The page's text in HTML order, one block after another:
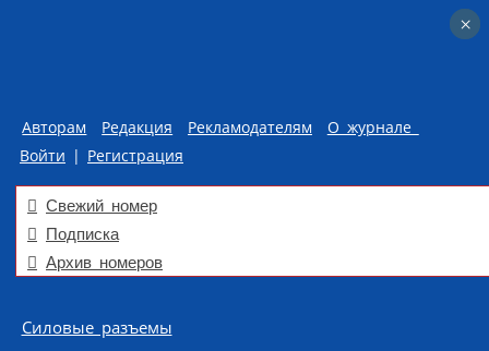
Авторам Редакция Рекламодателям
О журнале
Войти | Регистрация
Свежий номер
Подписка
Архив номеров
Skip to content
Силовые разъемы
×
×